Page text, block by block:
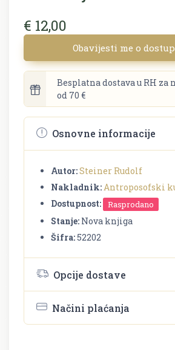
€ 12,00
Obavijesti me o
Besplatna dostava u RH za
od 70 €
Osnovne informacije
Autor:Steiner Rudolf
Nakladnik:Antroposofski
Dostupnost:
Rasprodano
Stanje: Nova knjiga
Šifra:52202
Opcije dostave
Načini plaćanja